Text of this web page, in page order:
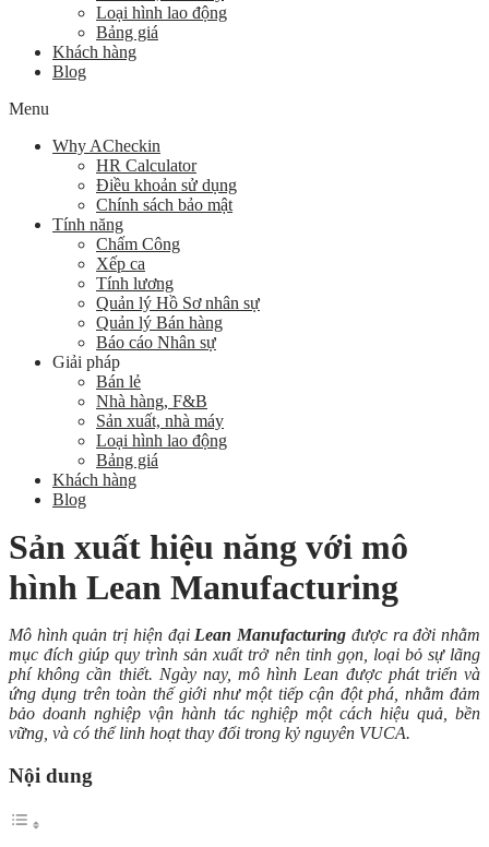
Loại hình lao động
Bảng giá
Khách hàng
Blog
Menu
Why ACheckin
HR Calculator
Điều khoản sử dụng
Chính sách bảo mật
Tính năng
Chấm Công
Xếp ca
Tính lương
Quản lý Hồ Sơ nhân sự
Quản lý Bán hàng
Báo cáo Nhân sự
Giải pháp
Bán lẻ
Nhà hàng, F&B
Sản xuất, nhà máy
Loại hình lao động
Bảng giá
Khách hàng
Blog
Sản xuất hiệu năng với mô
hình Lean Manufacturing
Mô hình quản trị hiện đại Lean Manufacturing được ra đời nhằm
mục đích giúp quy trình sản xuất trở nên tinh gọn, loại bỏ sự lãng
phí không cần thiết. Ngày nay, mô hình Lean được phát triển và
ứng dụng trên toàn thế giới như một tiếp cận đột phá, nhằm đảm
bảo doanh nghiệp vận hành tác nghiệp một cách hiệu quả, bền
vững, và có thể linh hoạt thay đổi trong kỷ nguyên VUCA.
Nội dung